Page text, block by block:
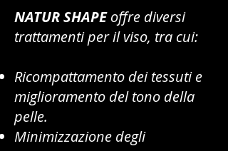
NATUR SHAPEoffre diversi
trattamenti per il viso, tra cui:
Ricompattamento dei tessuti e
miglioramento del tono della
pelle.
Minimizzazione degli